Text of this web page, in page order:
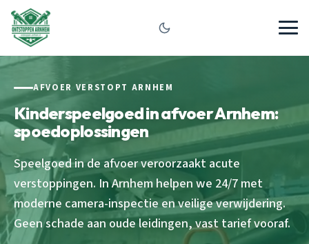
AFVOER VERSTOPT ARNHEM
Kinderspeelgoed in afvoer Arnhem:
spoedoplossingen
Speelgoed in de afvoer veroorzaakt acute
verstoppingen. In Arnhem helpen we 24/7 met
moderne camera-inspectie en veilige verwijdering.
Geen schade aan oude leidingen, vast tarief vooraf.